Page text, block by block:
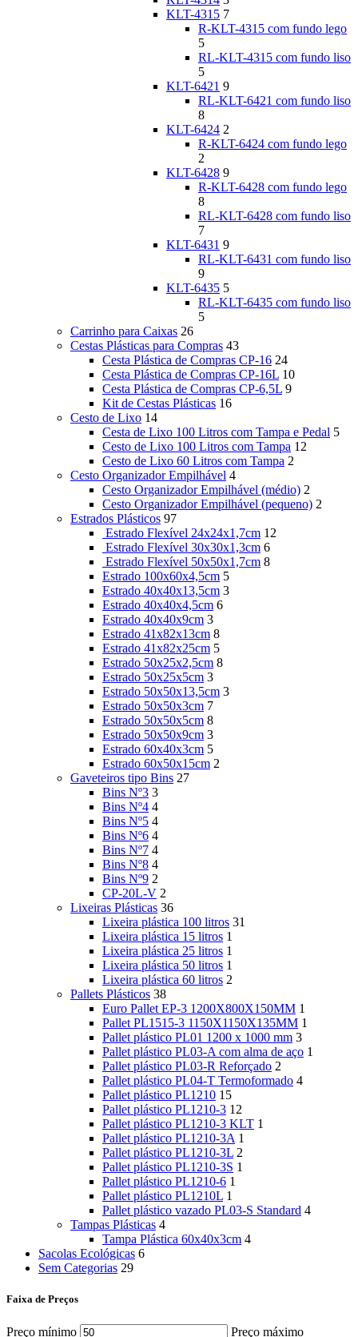
KLT-4315 7
R-KLT-4315 com fundo lego
5
RL-KLT-4315 com fundo liso
5
KLT-6421 9
RL-KLT-6421 com fundo liso
8
KLT-6424 2
R-KLT-6424 com fundo lego
2
KLT-6428 9
R-KLT-6428 com fundo lego
8
RL-KLT-6428 com fundo liso
7
KLT-6431 9
RL-KLT-6431 com fundo liso
9
KLT-6435 5
RL-KLT-6435 com fundo liso
5
Carrinho para Caixas 26
Cestas Plásticas para Compras 43
Cesta Plástica de Compras CP-16 24
Cesta Plástica de Compras CP-16L 10
Cesta Plástica de Compras CP-6,5L 9
Kit de Cestas Plásticas 16
Cesto de Lixo 14
Cesta de Lixo 100 Litros com Tampa e Pedal 5
Cesto de Lixo 100 Litros com Tampa 12
Cesto de Lixo 60 Litros com Tampa 2
Cesto Organizador Empilhável 4
Cesto Organizador Empilhável (médio) 2
Cesto Organizador Empilhável (pequeno) 2
Estrados Plásticos 97
Estrado Flexível 24x24x1,7cm 12
Estrado Flexível 30x30x1,3cm 6
Estrado Flexível 50x50x1,7cm 8
Estrado 100x60x4,5cm 5
Estrado 40x40x13,5cm 3
Estrado 40x40x4,5cm 6
Estrado 40x40x9cm 3
Estrado 41x82x13cm 8
Estrado 41x82x25cm 5
Estrado 50x25x2,5cm 8
Estrado 50x25x5cm 3
Estrado 50x50x13,5cm 3
Estrado 50x50x3cm 7
Estrado 50x50x5cm 8
Estrado 50x50x9cm 3
Estrado 60x40x3cm 5
Estrado 60x50x15cm 2
Gaveteiros tipo Bins 27
Bins Nº3 3
Bins Nº4 4
Bins Nº5 4
Bins Nº6 4
Bins Nº7 4
Bins Nº8 4
Bins Nº9 2
CP-20L-V 2
Lixeiras Plásticas 36
Lixeira plástica 100 litros 31
Lixeira plástica 15 litros 1
Lixeira plástica 25 litros 1
Lixeira plástica 50 litros 1
Lixeira plástica 60 litros 2
Pallets Plásticos 38
Euro Pallet EP-3 1200X800X150MM 1
Pallet PL1515-3 1150X1150X135MM 1
Pallet plástico PL01 1200 x 1000 mm 3
Pallet plástico PL03-A com alma de aço 1
Pallet plástico PL03-R Reforçado 2
Pallet plástico PL04-T Termoformado 4
Pallet plástico PL1210 15
Pallet plástico PL1210-3 12
Pallet plástico PL1210-3 KLT 1
Pallet plástico PL1210-3A 1
Pallet plástico PL1210-3L 2
Pallet plástico PL1210-3S 1
Pallet plástico PL1210-6 1
Pallet plástico PL1210L 1
Pallet plástico vazado PL03-S Standard 4
Tampas Plásticas 4
Tampa Plástica 60x40x3cm 4
Sacolas Ecológicas 6
Sem Categorias 29
Faixa de Preços
Preço mínimo Preço máximo